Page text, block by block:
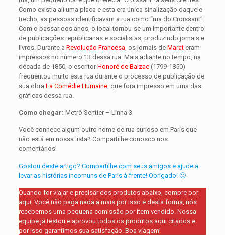
Como existia ali uma placa e esta era única sinalização daquele
trecho, as pessoas identificavam a rua como “rua do Croissant”.
Com o passar dos anos, o local tornou-se um importante centro
de publicações republicanas e socialistas, produzindo jornais e
livros. Durante a Revolução Francesa , os jornais de Marateram
impressos no número 13 dessa rua. Mais adiante no tempo, na
década de 1850, o escritorHonoré de Balzac(1799-1850)
frequentou muito esta rua durante o processo de publicação de
sua obra La Comédie Humaine, que fora impresso em uma das
gráficas dessa rua.
Como chegar: Metrô Sentier – Linha 3
Você conhece algum outro nome de rua curioso em Paris que
não está em nossa lista? Compartilhe conosco nos
comentários!
Gostou deste artigo? Compartilhe com seus amigos e ajude a
levar as histórias incomuns de Paris à frente! Obrigado! 🙂
Quando for viajar e precisar dos produtos abaixo, compre por
aqui. Você não paga nada a mais por isso e desta forma, nós
recebemos uma pequena comissão por ítem vendido. Nossa
equipe já testou e aprovou todos os produtos aqui citados e
por isso garantimos sua satisfação. Boa viagem!